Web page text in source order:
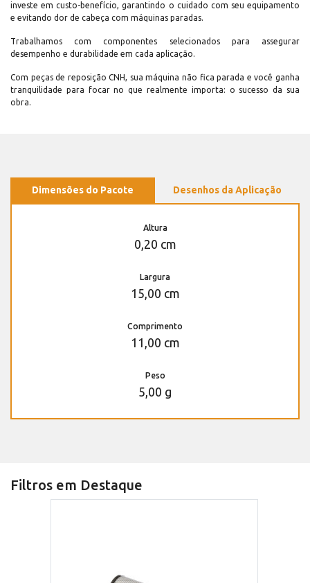
investe em custo-benefício, garantindo o cuidado com seu equipamento
e evitando dor de cabeça com máquinas paradas.
Trabalhamos com componentes selecionados para assegurar
desempenho e durabilidade em cada aplicação.
Com peças de reposição CNH, sua máquina não fica parada e você ganha
tranquilidade para focar no que realmente importa: o sucesso da sua
obra.
Dimensões do Pacote Desenhos da Aplicação
Altura
0,20 cm
Largura
15,00 cm
Comprimento
11,00 cm
Peso
5,00 g
Filtros em Destaque